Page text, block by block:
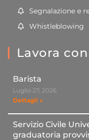
Segnalazione e
Whistleblowing
Lavora
Barista
Luglio 27, 2026
Dettagli »
Servizio Civile
graduatoria